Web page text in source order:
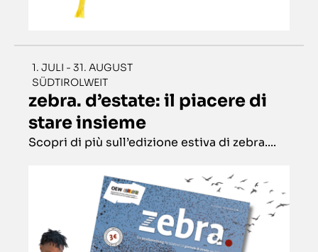
1. JULI - 31. AUGUST
SÜDTIROLWEIT
zebra. d’estate: il piacere di
stare insieme
Scopri di più sull’edizione estiva di zebra....